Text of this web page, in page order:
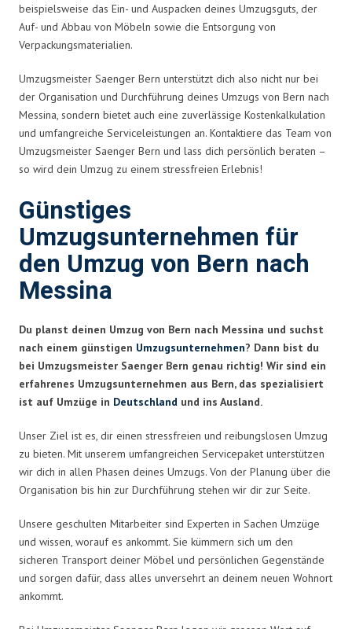
beispielsweise das Ein- und Auspacken deines Umzugsguts, der
Auf- und Abbau von Möbeln sowie die Entsorgung von
Verpackungsmaterialien.
Umzugsmeister Saenger Bern unterstützt dich also nicht nur bei
der Organisation und Durchführung deines Umzugs von Bern nach
Messina, sondern bietet auch eine zuverlässige Kostenkalkulation
und umfangreiche Serviceleistungen an. Kontaktiere das Team von
Umzugsmeister Saenger Bern und lass dich persönlich beraten –
so wird dein Umzug zu einem stressfreien Erlebnis!
Günstiges
Umzugsunternehmen für
den Umzug von Bern nach
Messina
Du planst deinen Umzug von Bern nach Messina und suchst
nach einem günstigen Umzugsunternehmen? Dann bist du
bei Umzugsmeister Saenger Bern genau richtig! Wir sind ein
erfahrenes Umzugsunternehmen aus Bern, das spezialisiert
ist auf Umzüge in Deutschland und ins Ausland.
Unser Ziel ist es, dir einen stressfreien und reibungslosen Umzug
zu bieten. Mit unserem umfangreichen Servicepaket unterstützen
wir dich in allen Phasen deines Umzugs. Von der Planung über die
Organisation bis hin zur Durchführung stehen wir dir zur Seite.
Unsere geschulten Mitarbeiter sind Experten in Sachen Umzüge
und wissen, worauf es ankommt. Sie kümmern sich um den
sicheren Transport deiner Möbel und persönlichen Gegenstände
und sorgen dafür, dass alles unversehrt an deinem neuen Wohnort
ankommt.